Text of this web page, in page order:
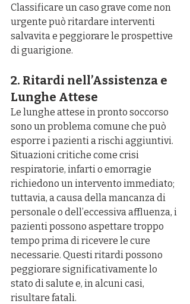
Classificare un caso grave come non
urgente può ritardare interventi
salvavita e peggiorare le prospettive
di guarigione.
2. Ritardi nell’Assistenza e
Lunghe Attese
Le lunghe attese in pronto soccorso
sono un problema comune che può
esporre i pazienti a rischi aggiuntivi.
Situazioni critiche come crisi
respiratorie, infarti o emorragie
richiedono un intervento immediato;
tuttavia, a causa della mancanza di
personale o dell’eccessiva affluenza, i
pazienti possono aspettare troppo
tempo prima di ricevere le cure
necessarie. Questi ritardi possono
peggiorare significativamente lo
stato di salute e, in alcuni casi,
risultare fatali.